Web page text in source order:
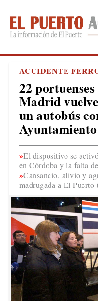
ACCIDENTE
22
Madrid
un autobús
Ayuntamiento
El dispositivo se
en Córdoba y la falta
Cansancio, alivio y
madrugada a El Puerto